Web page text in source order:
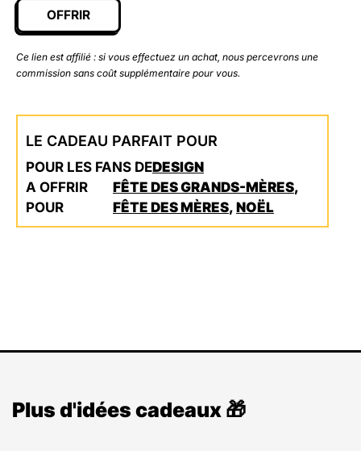
OFFRIR
Ce lien est affilié : si vous effectuez un achat, nous percevrons une
commission sans coût supplémentaire pour vous.
LE CADEAU PARFAIT POUR
POUR LES FANS DEDESIGN
A OFFRIR
POUR
FÊTE DES GRANDS-MÈRES,
FÊTE DES MÈRES, NOËL
Plus d'idées cadeaux 🎁